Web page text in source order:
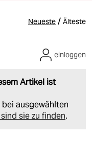
Neueste / Älteste
Artikel ist
ausgewählten
sie zu finden.
einloggen